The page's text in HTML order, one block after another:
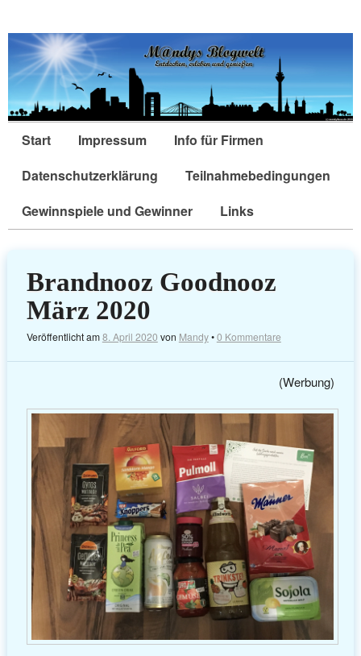
Start Impressum
Info für Firmen
Datenschutzerklärung
Teilnahmebedingungen
Gewinnspiele und Gewinner
Links
Brandnooz Goodnooz
März 2020
Veröffentlicht am8. April 2020 von Mandy•0 Kommentare
(Werbung)